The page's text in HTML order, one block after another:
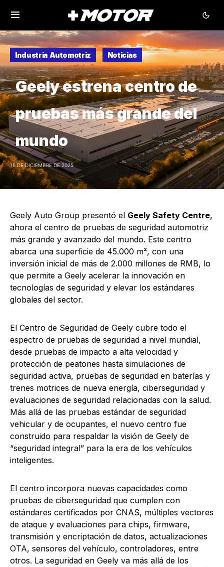
Industria Automotriz Noticias
Geely estrena centro de
pruebas más grande del
mundo
16 DE DICIEMBRE DE 2025
Geely Auto Group presentó el Geely Safety Centre,
ahora el centro de pruebas de seguridad automotriz
más grande y avanzado del mundo. Este centro
abarca una superficie de 45.000 m², con una
inversión inicial de más de 2.000 millones de RMB, lo
que permite a Geely acelerar la innovación en
tecnologías de seguridad y elevar los estándares
globales del sector.
El Centro de Seguridad de Geely cubre todo el
espectro de pruebas de seguridad a nivel mundial,
desde pruebas de impacto a alta velocidad y
protección de peatones hasta simulaciones de
seguridad activa, pruebas de seguridad en baterías y
trenes motrices de nueva energía, ciberseguridad y
evaluaciones de seguridad relacionadas con la salud.
Más allá de las pruebas estándar de seguridad
vehicular y de ocupantes, el nuevo centro fue
construido para respaldar la visión de Geely de
“seguridad integral” para la era de los vehículos
inteligentes.
El centro incorpora nuevas capacidades como
pruebas de ciberseguridad que cumplen con
estándares certificados por CNAS, múltiples vectores
de ataque y evaluaciones para chips, firmware,
transmisión y encriptación de datos, actualizaciones
OTA, sensores del vehículo, controladores, entre
otros. La seguridad en Geely va más allá de los